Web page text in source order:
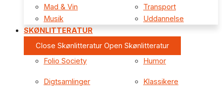
Mad & Vin
Musik
Transport
Uddannelse
SKØNLITTERATUR
Close Skønlitteratur Open Skønlitteratur
Folio Society
Digtsamlinger
Humor
Klassikere